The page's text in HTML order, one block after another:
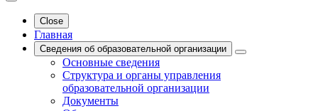
Close
Главная
Сведения об образовательной организации
Основные сведения
Структура и органы управления
образовательной организации
Документы